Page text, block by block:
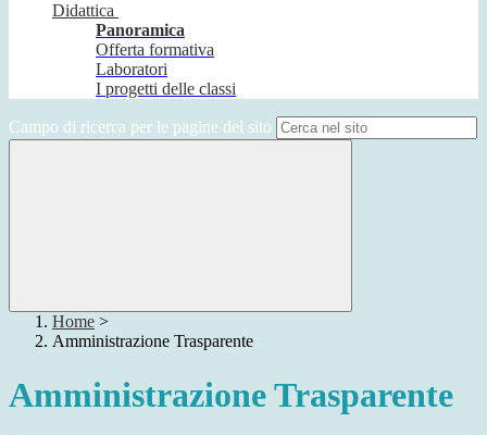
Didattica
Panoramica
Offerta formativa
Laboratori
I progetti delle classi
Campo di ricerca per le pagine del sito
Home >
Amministrazione Trasparente
Amministrazione Trasparente